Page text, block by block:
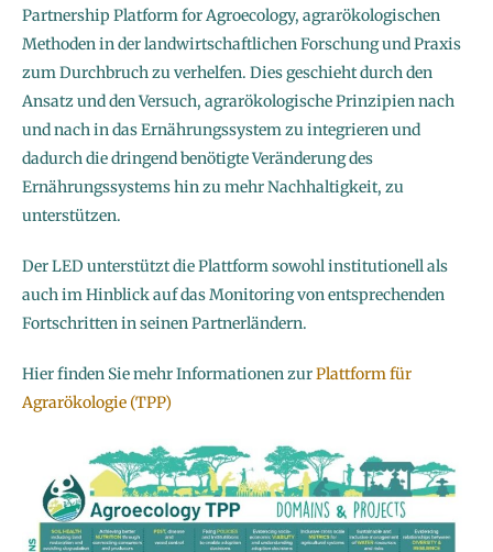
Partnership Platform for Agroecology, agrarökologischen
Methoden in der landwirtschaftlichen Forschung und Praxis
zum Durchbruch zu verhelfen. Dies geschieht durch den
Ansatz und den Versuch, agrarökologische Prinzipien nach
und nach in das Ernährungssystem zu integrieren und
dadurch die dringend benötigte Veränderung des
Ernährungssystems hin zu mehr Nachhaltigkeit, zu
unterstützen.
Der LED unterstützt die Plattform sowohl institutionell als
auch im Hinblick auf das Monitoring von entsprechenden
Fortschritten in seinen Partnerländern.
Hier finden Sie mehr Informationen zurPlattform für
Agrarökologie (TPP)